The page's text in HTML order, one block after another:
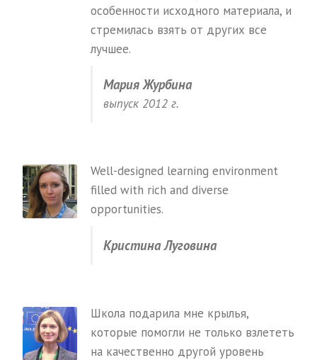
особенности исходного материала, и
стремилась взять от других все
лучшее.
Мария Журбина
выпуск 2012 г.
Well-designed learning environment
filled with rich and diverse
opportunities.
Кристина Луговина
Школа подарила мне крылья,
которые помогли не только взлететь
на качественно другой уровень